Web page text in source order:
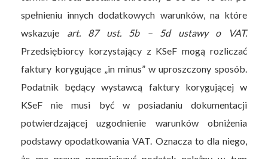
spełnieniu innych dodatkowych warunków, na które
wskazuje art. 87 ust. 5b – 5d ustawy o VAT.
Przedsiębiorcy korzystający z KSeF mogą rozliczać
faktury korygujące „in minus” w uproszczony sposób.
Podatnik będący wystawcą faktury korygującej w
KSeF nie musi być w posiadaniu dokumentacji
potwierdzającej uzgodnienie warunków obniżenia
podstawy opodatkowania VAT. Oznacza to dla niego,